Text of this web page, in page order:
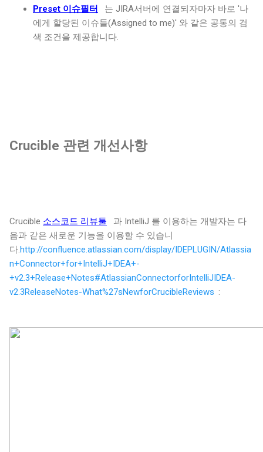
Preset 이슈필터
는 JIRA서버에 연결되자마자 바로 '나
에게 할당된 이슈들(Assigned to me)' 와 같은 공통의 검
색 조건을 제공합니다.
Crucible 관련 개선사항
Crucible 소스코드 리뷰툴
과 IntelliJ 를 이용하는 개발자는 다
음과 같은 새로운 기능을 이용할 수 있습니
다.http://confluence.atlassian.com/display/IDEPLUGIN/Atlassia
n+Connector+for+IntelliJ+IDEA+-
+v2.3+Release+Notes#AtlassianConnectorforIntelliJIDEA-
v2.3ReleaseNotes-What%27sNewforCrucibleReviews :